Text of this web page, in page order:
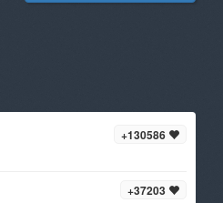
+130586
+37203